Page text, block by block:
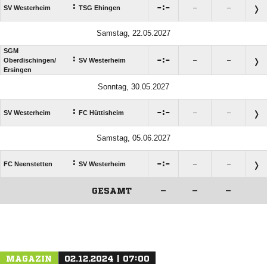
SV Westerheim : TSG Ehingen : – –
Samstag, 22.05.2027
SGM
Oberdischingen/​
Ersingen
: SV Westerheim : – –
Sonntag, 30.05.2027
SV Westerheim : FC Hüttisheim : – –
Samstag, 05.06.2027
FC Neenstetten : SV Westerheim : – –
GESAMT – – –
MAGAZIN 02.12.2024 | 07:00